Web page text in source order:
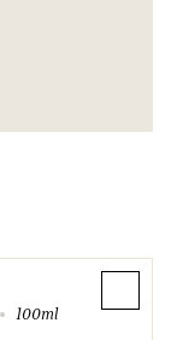
100ml